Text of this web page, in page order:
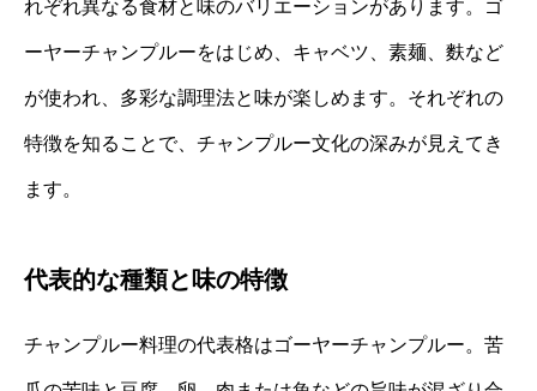
れぞれ異なる食材と味のバリエーションがあります。ゴ
ーヤーチャンプルーをはじめ、キャベツ、素麺、麩など
が使われ、多彩な調理法と味が楽しめます。それぞれの
特徴を知ることで、チャンプルー文化の深みが見えてき
ます。
代表的な種類と味の特徴
チャンプルー料理の代表格はゴーヤーチャンプルー。苦